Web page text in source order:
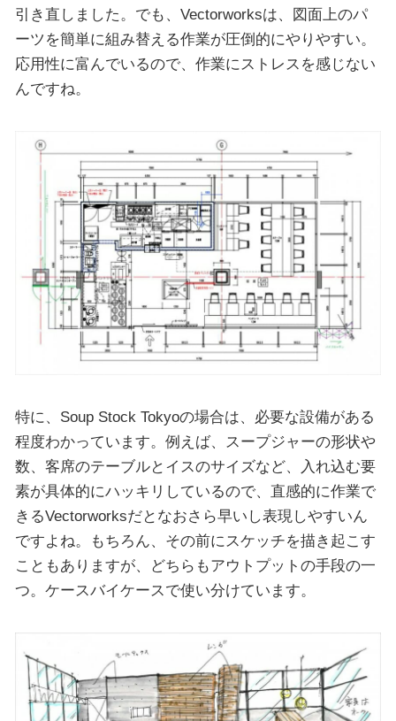
引き直しました。でも、Vectorworksは、図面上のパ
ーツを簡単に組み替える作業が圧倒的にやりやすい。
応用性に富んでいるので、作業にストレスを感じない
んですね。
特に、Soup Stock Tokyoの場合は、必要な設備がある
程度わかっています。例えば、スープジャーの形状や
数、客席のテーブルとイスのサイズなど、入れ込む要
素が具体的にハッキリしているので、直感的に作業で
きるVectorworksだとなおさら早いし表現しやすいん
ですよね。もちろん、その前にスケッチを描き起こす
こともありますが、どちらもアウトプットの手段の一
つ。ケースバイケースで使い分けています。